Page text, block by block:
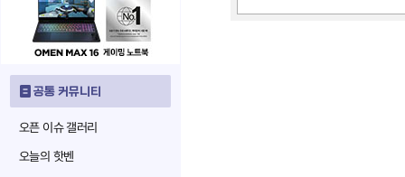
공통 커뮤니티
오픈 이슈 갤러리
오늘의 핫벤